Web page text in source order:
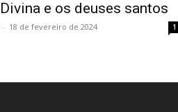
e os deuses santos
- 18 de fevereiro de 2024 1